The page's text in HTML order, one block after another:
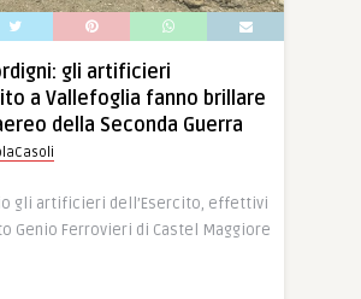
gli artificieri
a Vallefoglia fanno brillare
della Seconda Guerra
gli artificieri dell’Esercito, effettivi
Genio Ferrovieri di Castel Maggiore